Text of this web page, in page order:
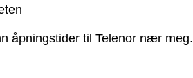
åpningstider til Telenor nær meg.